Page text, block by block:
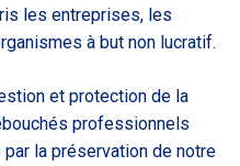
les entreprises, les
à but non lucratif.
et protection de la
professionnels
la préservation de notre